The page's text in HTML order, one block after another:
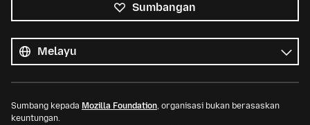
Sumbangan
bahasa
Bahasa
Sumbang kepada Mozilla Foundation, organisasi bukan berasaskan
keuntungan.